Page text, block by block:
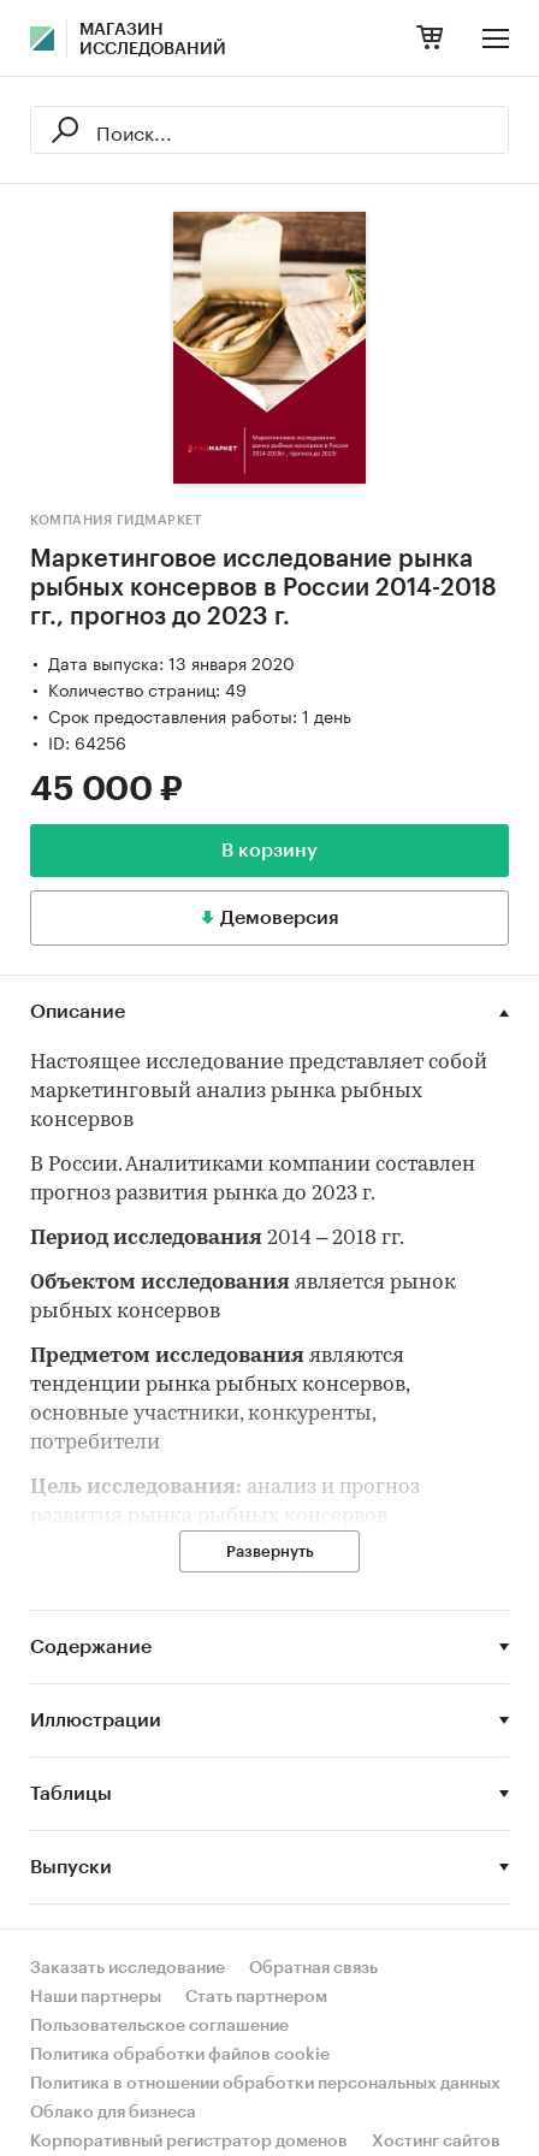
МАГАЗИН
ИССЛЕДОВАНИЙ
КОМПАНИЯ ГИДМАРКЕТ
Маркетинговое исследование рынка
рыбных консервов в России 2014-2018
гг., прогноз до 2023 г.
Дата выпуска: 13 января 2020
Количество страниц: 49
Срок предоставления работы: 1 день
ID: 64256
45 000 ₽
В корзину
Демоверсия
Описание
Настоящее исследование представляет собой
маркетинговый анализ рынка рыбных
консервов
В России. Аналитиками компании составлен
прогноз развития рынка до 2023 г.
Период исследования 2014 – 2018 гг.
Объектом исследования является рынок
рыбных консервов
Предметом исследования являются
тенденции рынка рыбных консервов,
основные участники, конкуренты,
потребители
Цель исследования: анализ и прогноз
развития рынка рыбных консервов
Задачи исследования:
• Описание состояния рынка рыбных
консервов
• Оценка объема и потенциальной емкости
рынка рыбных консервов
• STEP-анализ факторов, влияющих на рынок
рыбных консервов
• Описание основных конкурентов
• Составление прогноза развития рынка
рыбных консервов до 2023 г.
• Обзор российского рынка рыбных консервов
• Конкурентный анализ на рынке рыбных
консервов
• Анализ производства рыбных консервов
• Анализ внешнеторговых поставок рыбных
Развернуть
Содержание
Иллюстрации
Таблицы
Выпуски
Заказать исследование
Обратная связь
Наши партнеры
Стать партнером
Пользовательское соглашение
Политика обработки файлов cookie
Политика в отношении обработки персональных данных
Облако для бизнеса
Корпоративный регистратор доменов
Хостинг сайтов